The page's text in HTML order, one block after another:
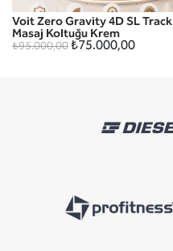
Voit Zero Gravity 4D SL Track
Masaj Koltuğu Krem
₺95.000,00₺75.000,00